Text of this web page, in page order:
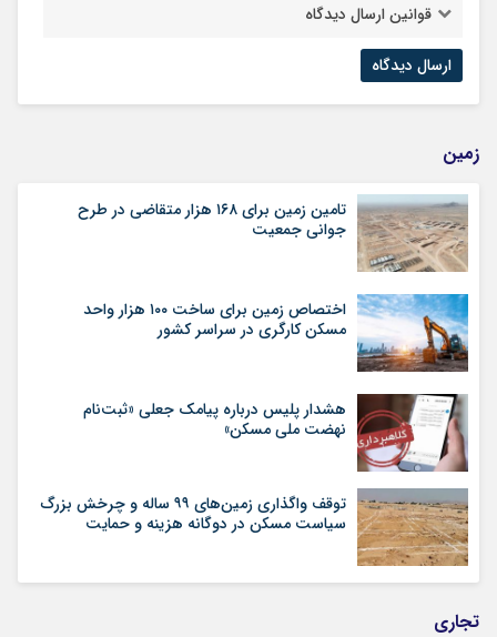
قوانین ارسال دیدگاه
زمین
تامین زمین برای ۱۶۸ هزار متقاضی در طرح
جوانی جمعیت
اختصاص زمین برای ساخت ۱۰۰ هزار واحد
مسکن کارگری در سراسر کشور
هشدار پلیس درباره پیامک جعلی «ثبت‌نام
نهضت ملی مسکن»
توقف واگذاری زمین‌های ۹۹ ساله و چرخش بزرگ
سیاست مسکن در دوگانه هزینه و حمایت
تجاری